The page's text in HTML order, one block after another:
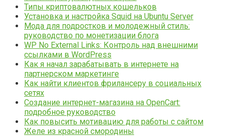
Типы криптовалютных кошельков
Установка и настройка Squid на Ubuntu Server
Мода для подростков и молодежный стиль:
руководство по монетизации блога
WP No External Links: Контроль над внешними
ссылками в WordPress
Как я начал зарабатывать в интернете на
партнерском маркетинге
Как найти клиентов фрилансеру в социальных
сетях
Создание интернет-магазина на OpenCart:
подробное руководство
Как повысить мотивацию для работы с сайтом
Желе из красной смородины